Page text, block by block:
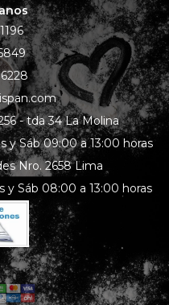
- tda 34 La Molina
y Sáb 09:00 a 13:00 horas
Nro. 2658 Lima
y Sáb 08:00 a 13:00 horas